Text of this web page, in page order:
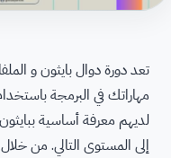
تعد دورة دوال بايثون و
مهاراتك في البرمجة
لديهم معرفة أساسية ببايثون
إلى المستوى التالي. من